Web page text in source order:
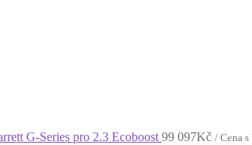
G-Series pro 2.3 Ecoboost 99 097Kč / Cena s